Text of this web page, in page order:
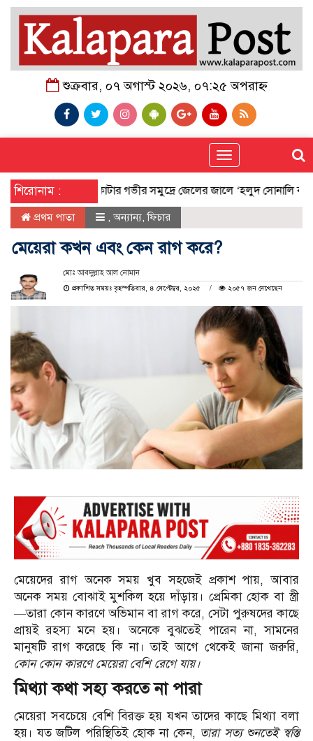
শুক্রবার, ০৭ অগাস্ট ২০২৬, ০৭:২৫ অপরাহ্ন
Toggle
navigation
শিরোনাম :কুয়াকাটার গভীর সমুদ্রে জেলের জালে ‘হলুদ সোনালি বাটা’
প্রথম পাতা , অন্যান্য,ফিচার
মেয়েরা কখন এবং কেন রাগ করে?
মোঃ আবদুল্লাহ আল নোমান
প্রকাশিত সময়ঃ বৃহস্পতিবার, ৪ সেপ্টেম্বর, ২০২৫
২০৫৭ জন দেখেছেন
মেয়েদের রাগ অনেক সময় খুব সহজেই প্রকাশ পায়, আবার
অনেক সময় বোঝাই মুশকিল হয়ে দাঁড়ায়। প্রেমিকা হোক বা স্ত্রী
—তারা কোন কারণে অভিমান বা রাগ করে, সেটা পুরুষদের কাছে
প্রায়ই রহস্য মনে হয়। অনেকে বুঝতেই পারেন না, সামনের
মানুষটি রাগ করেছে কি না। তাই আগে থেকেই জানা জরুরি,
কোন কোন কারণে মেয়েরা বেশি রেগে যায়।
মিথ্যা কথা সহ্য করতে না পারা
মেয়েরা সবচেয়ে বেশি বিরক্ত হয় যখন তাদের কাছে মিথ্যা বলা
হয়। যত জটিল পরিস্থিতিই হোক না কেন, তারা সত্য শুনতেই স্বস্তি